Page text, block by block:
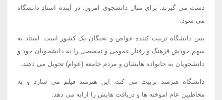
دست می گیرند. برای مثال دانشجوی امروز، در آینده استاد دانشگاه
می شود.
پس دانشگاه تربیت کننده خواص و نخبگان یک کشور است. استاد به
سهم خودش فرهنگ و رفتار عمومی و تخصصی را به دانشجویان خود و
دانشجویان به خانواده هایشان و مردم جامعه (عوام) تحویل می دهند.
دانشگاه هنرمند تربیت می کند، این هنرمند فیلم می سازد و به
مخاطبین عام آموخته ها و دریافت هایش را ارایه می دهد.